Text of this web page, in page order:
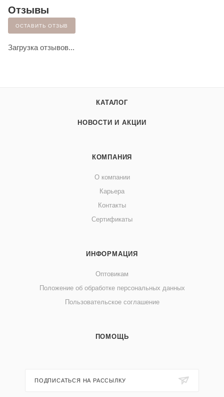
Отзывы
ОСТАВИТЬ ОТЗЫВ
Загрузка отзывов...
КАТАЛОГ
НОВОСТИ И АКЦИИ
КОМПАНИЯ
О компании
Карьера
Контакты
Сертификаты
ИНФОРМАЦИЯ
Оптовикам
Положение об обработке персональных данных
Пользовательское соглашение
ПОМОЩЬ
ПОДПИСАТЬСЯ НА РАССЫЛКУ